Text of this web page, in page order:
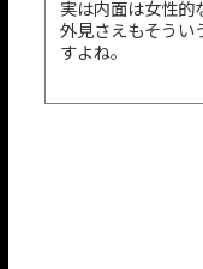
実は内面は女性的
外見さえもそうい
すよね。